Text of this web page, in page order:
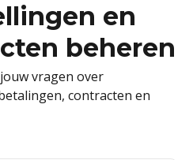
en
beheren
vragen over
contracten en